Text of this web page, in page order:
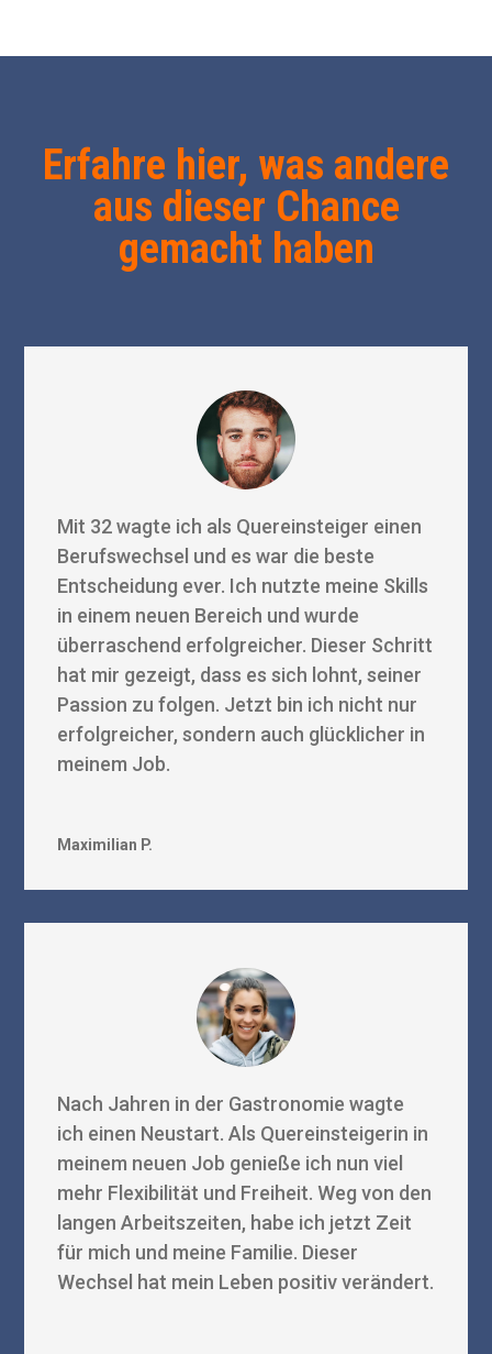
Erfahre hier, was andere
aus dieser Chance
gemacht haben
Mit 32 wagte ich als Quereinsteiger einen
Berufswechsel und es war die beste
Entscheidung ever. Ich nutzte meine Skills
in einem neuen Bereich und wurde
überraschend erfolgreicher. Dieser Schritt
hat mir gezeigt, dass es sich lohnt, seiner
Passion zu folgen. Jetzt bin ich nicht nur
erfolgreicher, sondern auch glücklicher in
meinem Job.
Maximilian P.
Nach Jahren in der Gastronomie wagte
ich einen Neustart. Als Quereinsteigerin in
meinem neuen Job genieße ich nun viel
mehr Flexibilität und Freiheit. Weg von den
langen Arbeitszeiten, habe ich jetzt Zeit
für mich und meine Familie. Dieser
Wechsel hat mein Leben positiv verändert.